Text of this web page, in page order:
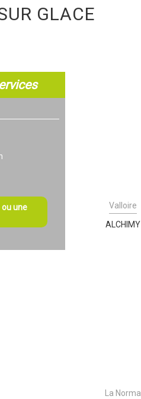
GLACE
ou une
Valloire
ALCHIMY
La Norma